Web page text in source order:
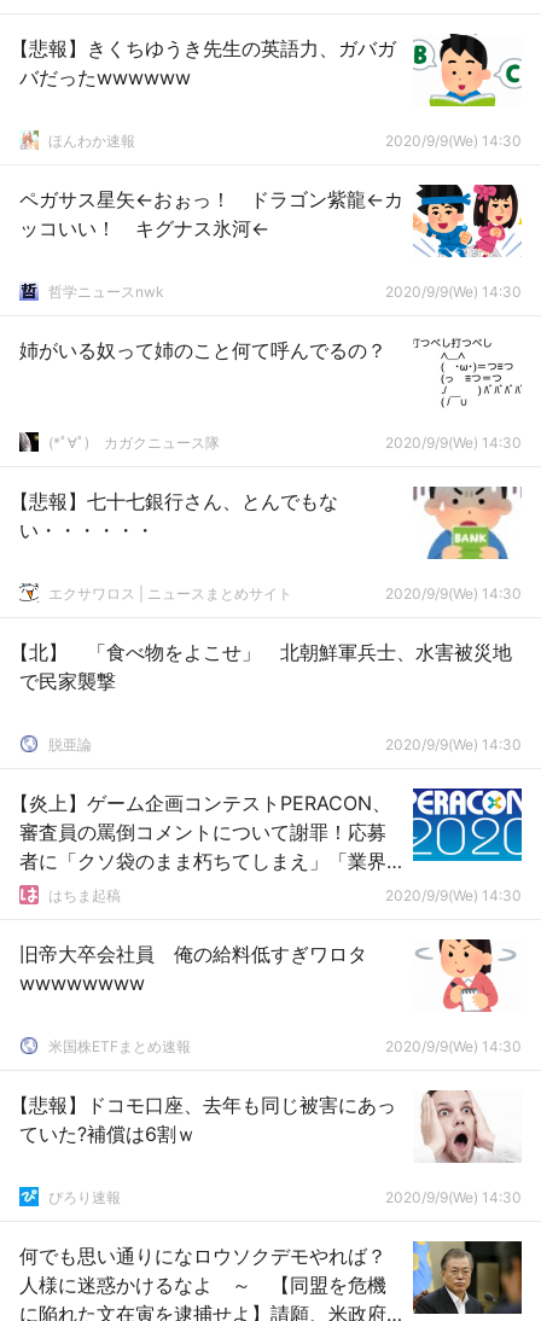
【悲報】きくちゆうき先生の英語力、ガバガ
バだったwwwwww
ほんわか速報 2020/9/9(We) 14:30
ペガサス星矢←おぉっ！ ドラゴン紫龍←カ
ッコいい！ キグナス氷河←
哲学ニュースnwk 2020/9/9(We) 14:30
姉がいる奴って姉のこと何て呼んでるの？
(*ﾟ∀ﾟ)ゞカガクニュース隊 2020/9/9(We) 14:30
【悲報】七十七銀行さん、とんでもな
い・・・・・・
エクサワロス | ニュースまとめサイト 2020/9/9(We) 14:30
【北】 「食べ物をよこせ」 北朝鮮軍兵士、水害被災地
で民家襲撃
脱亜論 2020/9/9(We) 14:30
【炎上】ゲーム企画コンテストPERACON、
審査員の罵倒コメントについて謝罪！応募
者に「クソ袋のまま朽ちてしまえ」「業界
から消えろ」などとパワハラ
はちま起稿 2020/9/9(We) 14:30
旧帝大卒会社員 俺の給料低すぎワロタ
wwwwwwww
米国株ETFまとめ速報 2020/9/9(We) 14:30
【悲報】ドコモ口座、去年も同じ被害にあっ
ていた?補償は6割ｗ
ぴろり速報 2020/9/9(We) 14:30
何でも思い通りになロウソクデモやれば？
人様に迷惑かけるなよ ～ 【同盟を危機
に陥れた文在寅を逮捕せよ】請願、米政府